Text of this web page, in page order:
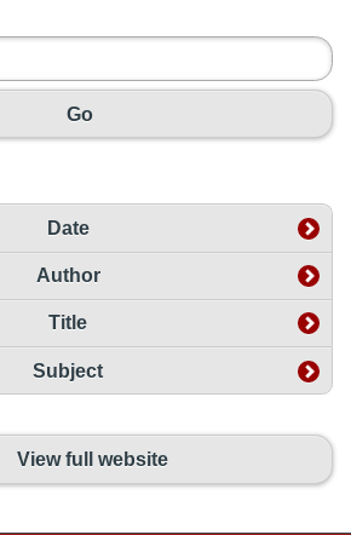
Go
Date
Author
Title
Subject
View full website